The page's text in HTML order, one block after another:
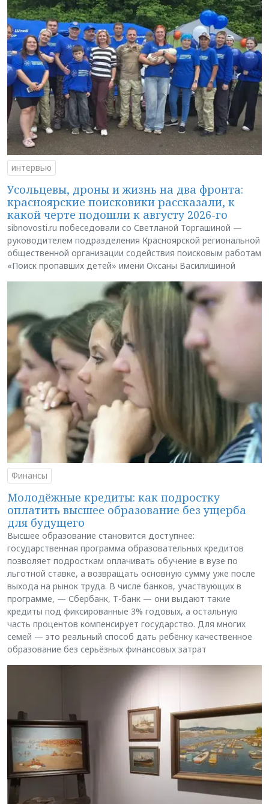
интервью
Усольцевы, дроны и жизнь на два фронта:
красноярские поисковики рассказали, к
какой черте подошли к августу 2026-го
sibnovosti.ru побеседовали со Светланой Торгашиной —
руководителем подразделения Красноярской региональной
общественной организации содействия поисковым работам
«Поиск пропавших детей» имени Оксаны Василишиной
Финансы
Молодёжные кредиты: как подростку
оплатить высшее образование без ущерба
для будущего
Высшее образование становится доступнее:
государственная программа образовательных кредитов
позволяет подросткам оплачивать обучение в вузе по
льготной ставке, а возвращать основную сумму уже после
выхода на рынок труда. В числе банков, участвующих в
программе, — Сбербанк, Т-банк — они выдают такие
кредиты под фиксированные 3% годовых, а остальную
часть процентов компенсирует государство. Для многих
семей — это реальный способ дать ребёнку качественное
образование без серьёзных финансовых затрат